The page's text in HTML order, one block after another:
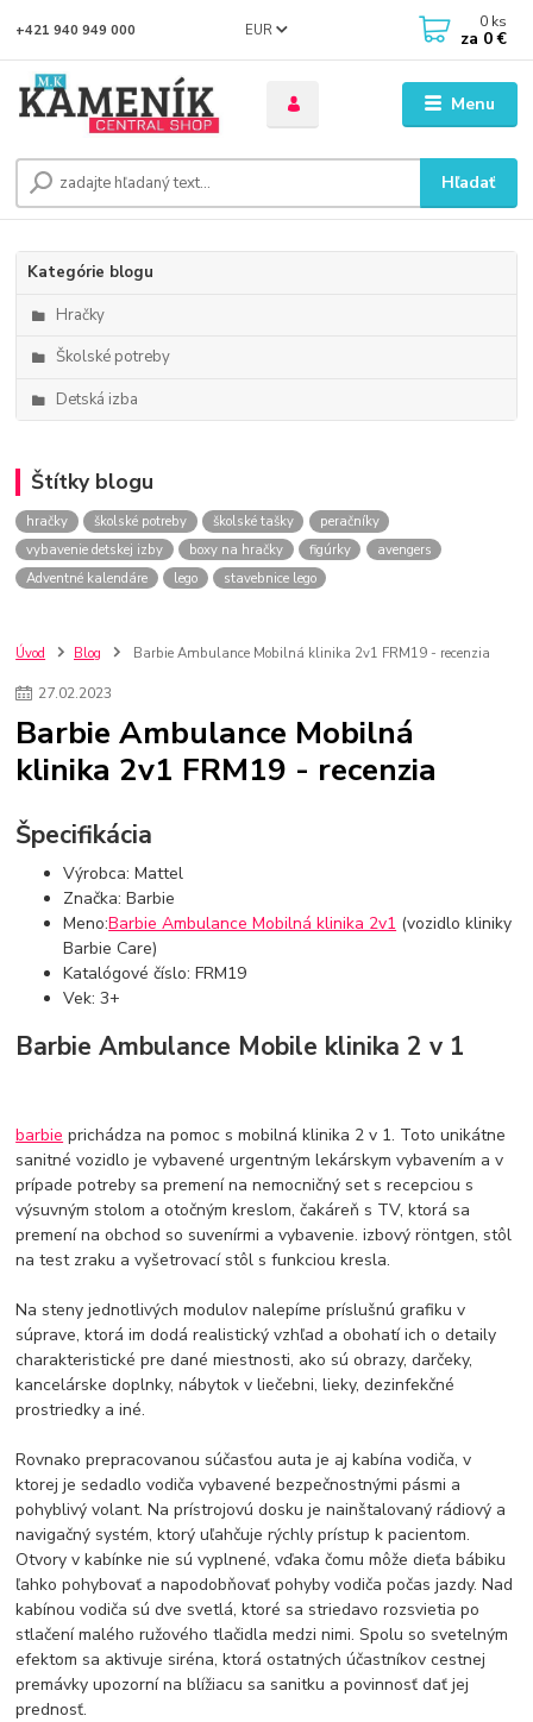
Menu
EUR
Hľadať
+421 940 949 000 0 ks
za 0 €
Kategórie blogu
Hračky
Školské potreby
Detská izba
Štítky blogu
hračky školské potreby školské tašky
peračníky
vybavenie detskej izby
boxy na hračky figúrky
avengers
Adventné kalendáre
lego stavebnice lego
Úvod Blog Barbie Ambulance Mobilná klinika 2v1 FRM19 - recenzia
27.02.2023
Barbie Ambulance Mobilná
klinika 2v1 FRM19 - recenzia
Špecifikácia
Výrobca: Mattel
Značka: Barbie
Meno:Barbie Ambulance Mobilná klinika 2v1 (vozidlo kliniky
Barbie Care)
Katalógové číslo: FRM19
Vek: 3+
Barbie Ambulance Mobile klinika 2 v 1
barbie prichádza na pomoc s mobilná klinika 2 v 1. Toto unikátne
sanitné vozidlo je vybavené urgentným lekárskym vybavením a v
prípade potreby sa premení na nemocničný set s recepciou s
výsuvným stolom a otočným kreslom, čakáreň s TV, ktorá sa
premení na obchod so suvenírmi a vybavenie. izbový röntgen, stôl
na test zraku a vyšetrovací stôl s funkciou kresla.
Na steny jednotlivých modulov nalepíme príslušnú grafiku v
súprave, ktorá im dodá realistický vzhľad a obohatí ich o detaily
charakteristické pre dané miestnosti, ako sú obrazy, darčeky,
kancelárske doplnky, nábytok v liečebni, lieky, dezinfekčné
prostriedky a iné.
Rovnako prepracovanou súčasťou auta je aj kabína vodiča, v
ktorej je sedadlo vodiča vybavené bezpečnostnými pásmi a
pohyblivý volant. Na prístrojovú dosku je nainštalovaný rádiový a
navigačný systém, ktorý uľahčuje rýchly prístup k pacientom.
Otvory v kabínke nie sú vyplnené, vďaka čomu môže dieťa bábiku
ľahko pohybovať a napodobňovať pohyby vodiča počas jazdy. Nad
kabínou vodiča sú dve svetlá, ktoré sa striedavo rozsvietia po
stlačení malého ružového tlačidla medzi nimi. Spolu so svetelným
efektom sa aktivuje siréna, ktorá ostatných účastníkov cestnej
premávky upozorní na blížiacu sa sanitku a povinnosť dať jej
prednosť.